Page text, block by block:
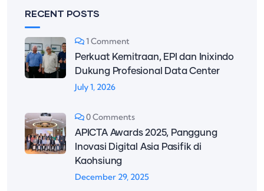
RECENT POSTS
1 Comment
Perkuat Kemitraan, EPI dan Inixindo
Dukung Profesional Data Center
July 1, 2026
0 Comments
APICTA Awards 2025, Panggung
Inovasi Digital Asia Pasifik di
Kaohsiung
December 29, 2025